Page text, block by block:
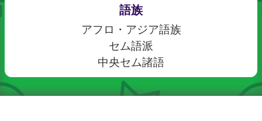
語族
アフロ・アジア語族
セム語派
中央セム諸語